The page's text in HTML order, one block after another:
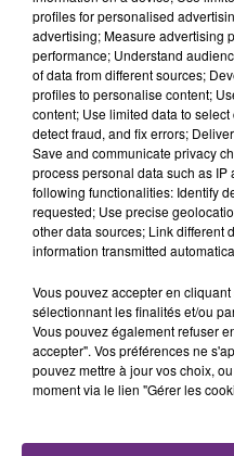
LE MAGASIN
SES PORTES
C'était l'une des
rémois. Le magasin
fermer ses portes.
TITRES DIFFUSÉS
22h44
22h44
profiles for personalised
advertising; Measure advertising
performance; Understand
of data from different sources;
profiles to personalise content;
content; Use limited data to
detect fraud, and fix errors;
Save and communicate privacy
process personal data such as
following functionalities: Identify
requested; Use precise
other data sources; Link different
information transmitted
Vous pouvez accepter en
sélectionnant les finalités et/ou
Vous pouvez également refuser
accepter". Vos préférences ne
pouvez mettre à jour vos choix,
moment via le lien "Gérer les